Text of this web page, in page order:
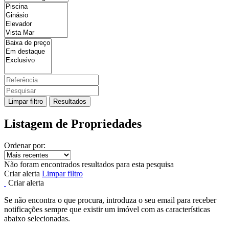
Limpar filtro Resultados
Listagem de Propriedades
Ordenar por:
Não foram encontrados resultados para esta pesquisa
Criar alerta Limpar filtro
Criar alerta
Se não encontra o que procura, introduza o seu email para receber
notificações sempre que existir um imóvel com as características
abaixo selecionadas.